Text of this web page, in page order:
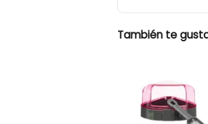
También te